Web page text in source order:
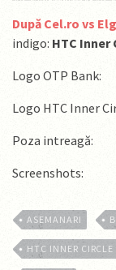
După Cel.ro vs
indigo: HTC Inner
Logo OTP Bank:
Logo HTC Inner
Poza intreagă:
Screenshots:
ASEMANARI
HTC INNER CIRCLE